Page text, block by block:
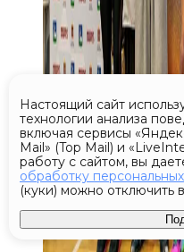
Настоящий сайт
технологии анализа
включая сервисы
Mail» (Top Mail) и
работу с сайтом, вы
обработку
(куки) можно отключить